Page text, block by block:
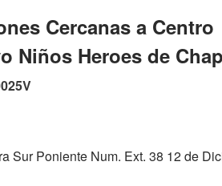
Cercanas a Centro
Niños Heroes de
Sur Poniente Num. Ext. 38 12 de